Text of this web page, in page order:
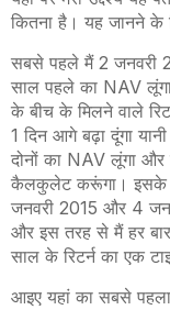
कितना है। यह जानने के
सबसे पहले मैं 2 जनवरी
साल पहले का NAV लूंगा
के बीच के मिलने वाले
1 दिन आगे बढ़ा दूंगा
दोनों का NAV लूंगा और
कैलकुलेट करूंगा। इसके
जनवरी 2015 और 4
और इस तरह से मैं हर
साल के रिटर्न का एक
आइए यहां का सबसे